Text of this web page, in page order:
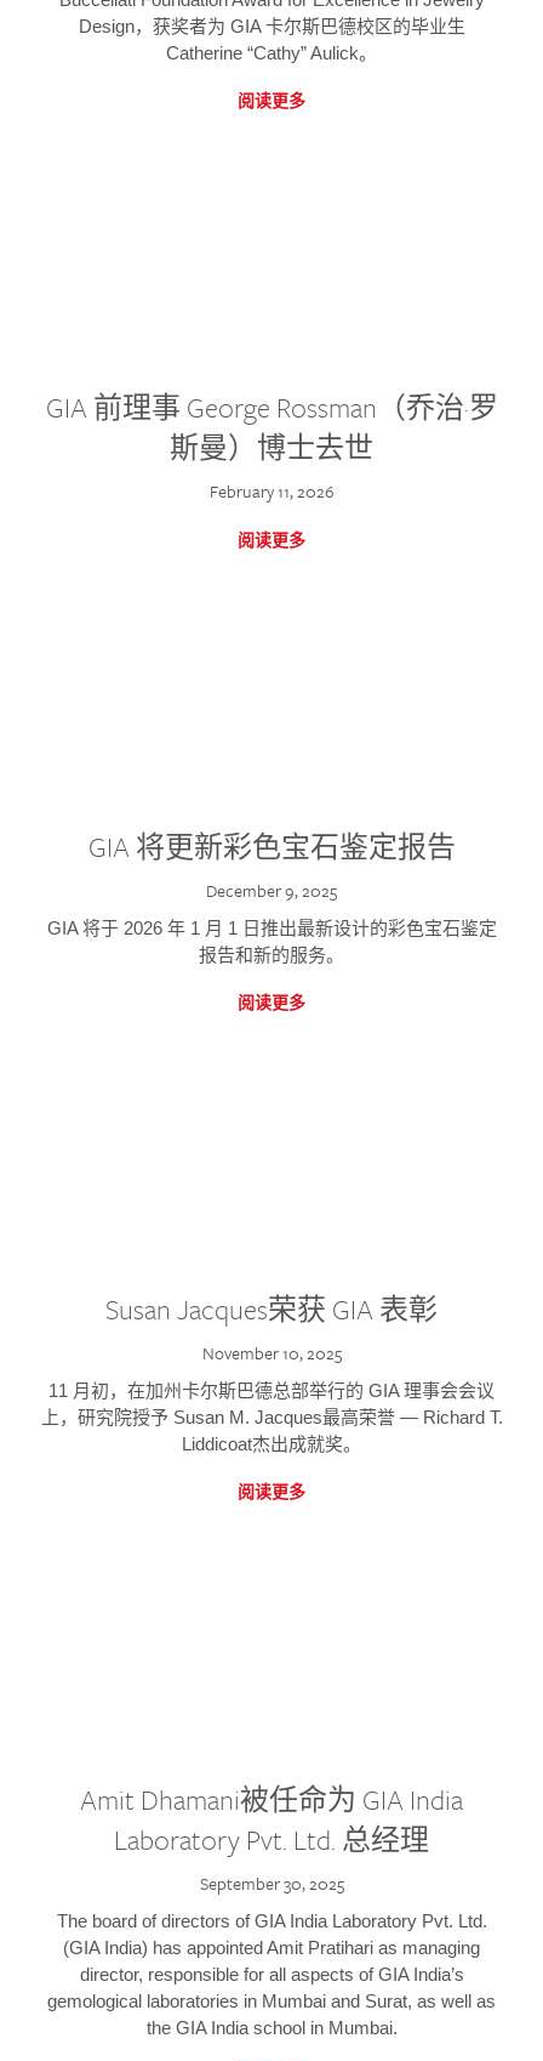
Design，获奖者为 GIA 卡尔斯巴德校区的毕业生
Catherine “Cathy” Aulick。
阅读更多
GIA 前理事 George Rossman（乔治·罗
斯曼）博士去世
February 11, 2026
阅读更多
GIA 将更新彩色宝石鉴定报告
December 9, 2025
GIA 将于 2026 年 1 月 1 日推出最新设计的彩色宝石鉴定
报告和新的服务。
阅读更多
Susan Jacques荣获 GIA 表彰
November 10, 2025
11 月初，在加州卡尔斯巴德总部举行的 GIA 理事会会议
上，研究院授予 Susan M. Jacques最高荣誉 — Richard T.
Liddicoat杰出成就奖。
阅读更多
Amit Dhamani被任命为 GIA India
Laboratory Pvt. Ltd. 总经理
September 30, 2025
The board of directors of GIA India Laboratory Pvt. Ltd.
(GIA India) has appointed Amit Pratihari as managing
director, responsible for all aspects of GIA India’s
gemological laboratories in Mumbai and Surat, as well as
the GIA India school in Mumbai.